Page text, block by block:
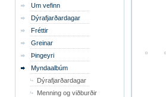
Um vefinn
Dýrafjarðardagar
Fréttir
Greinar
Þingeyri
Myndaalbúm
Dýrafjarðardagar
Menning og viðburðir